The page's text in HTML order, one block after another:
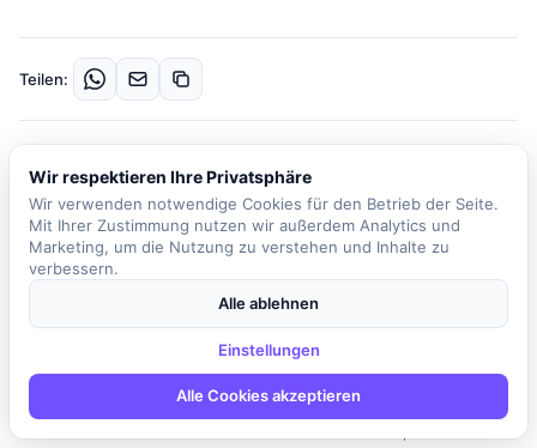
Teilen:
Unser Kunde entwickelt fortschrittliche
Gesundheitsanwendungen, die darauf abzielen, die
Patientenversorgung zu verbessern und Innovationen in der
Behandlungsqualität sowie im Therapieerfolg zu etablieren. In
dieser Position sind Sie verantwortlich für die technische
Entwicklung von Gesundheitsanwendungen. Sie werden
eigenverantwortlich Module unserer Blazor-basierten Single Page
Application (SPA) im .NET Umfeld aufbauen und weiterentwickeln,
wobei Sie stets eine klare, modulare Architektur und
Wir respektieren Ihre Privatsphäre
Wir verwenden notwendige Cookies für den Betrieb der Seite.
Mit Ihrer Zustimmung nutzen wir außerdem Analytics und
Marketing, um die Nutzung zu verstehen und Inhalte zu
verbessern.
Alle ablehnen
Einstellungen
Alle Cookies akzeptieren